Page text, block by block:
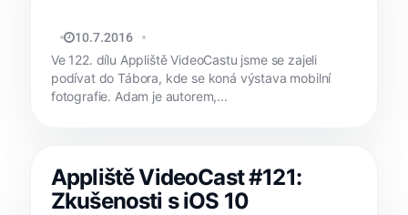
TOMÁŠ SVOBODA
10.7.2016
Ve 122. dílu Appliště VideoCastu jsme se zajeli
podívat do Tábora, kde se koná výstava mobilní
fotografie. Adam je autorem,...
Appliště VideoCast #121:
Zkušenosti s iOS 10